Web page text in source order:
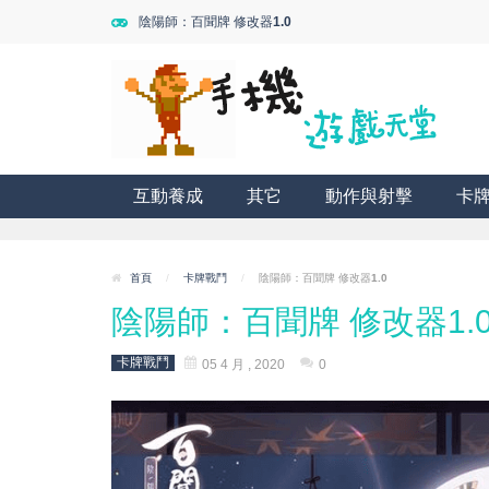
陰陽師：百聞牌 修改器1.0
互動養成 其它 動作與射擊 卡
首頁 / 卡牌戰鬥 / 陰陽師：百聞牌 修改器1.0
陰陽師：百聞牌 修改器
卡牌戰鬥 05 4 月 , 2020 0